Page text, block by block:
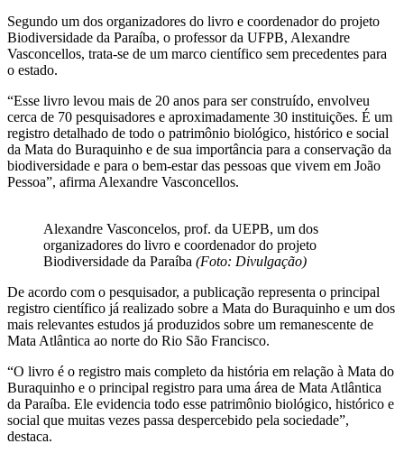
Segundo um dos organizadores do livro e coordenador do projeto
Biodiversidade da Paraíba, o professor da UFPB, Alexandre
Vasconcellos, trata-se de um marco científico sem precedentes para
o estado.
“Esse livro levou mais de 20 anos para ser construído, envolveu
cerca de 70 pesquisadores e aproximadamente 30 instituições. É um
registro detalhado de todo o patrimônio biológico, histórico e social
da Mata do Buraquinho e de sua importância para a conservação da
biodiversidade e para o bem-estar das pessoas que vivem em João
Pessoa”, afirma Alexandre Vasconcellos.
Alexandre Vasconcelos, prof. da UEPB, um dos
organizadores do livro e coordenador do projeto
Biodiversidade da Paraíba (Foto: Divulgação)
De acordo com o pesquisador, a publicação representa o principal
registro científico já realizado sobre a Mata do Buraquinho e um dos
mais relevantes estudos já produzidos sobre um remanescente de
Mata Atlântica ao norte do Rio São Francisco.
“O livro é o registro mais completo da história em relação à Mata do
Buraquinho e o principal registro para uma área de Mata Atlântica
da Paraíba. Ele evidencia todo esse patrimônio biológico, histórico e
social que muitas vezes passa despercebido pela sociedade”,
destaca.